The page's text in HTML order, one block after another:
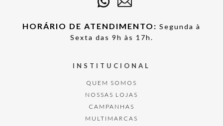
HORÁRIO DE ATENDIMENTO: Segunda à
Sexta das 9h às 17h.
INSTITUCIONAL
QUEM SOMOS
NOSSAS LOJAS
CAMPANHAS
MULTIMARCAS